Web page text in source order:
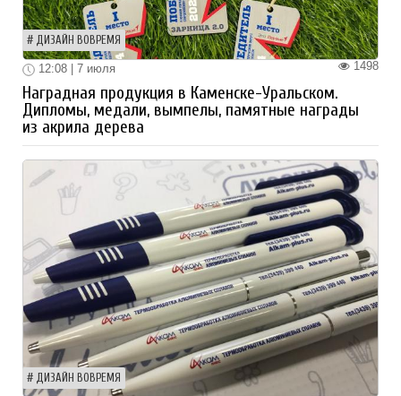
ДИЗАЙН ВОВРЕМЯ
1498
12:08 | 7 июля
Наградная продукция в Каменске-Уральском.
Дипломы, медали, вымпелы, памятные награды
из акрила дерева
ДИЗАЙН ВОВРЕМЯ